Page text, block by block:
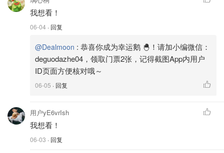
我想看！
06-04 · 回复
@Dealmoon : 恭喜你成为幸运鹅 🐣！请加小编微信：
deguodazhe04，领取门票2张，记得截图App内用户
ID页面方便核对哦～
06-05 · 回复
用户yE6vrIsh
我想看！
06-03 · 回复